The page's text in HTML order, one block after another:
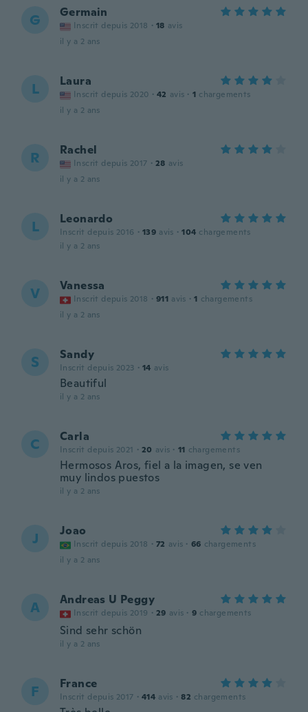
G Germain
Inscrit depuis 2018 · 18 avis
il y a 2 ans
L Laura
Inscrit depuis 2020 · 42 avis · 1 chargements
il y a 2 ans
R Rachel
Inscrit depuis 2017 · 28 avis
il y a 2 ans
L Leonardo
Inscrit depuis 2016 · 139 avis · 104 chargements
il y a 2 ans
V Vanessa
Inscrit depuis 2018 · 911 avis · 1 chargements
il y a 2 ans
S Sandy
Inscrit depuis 2023 · 14 avis
Beautiful
il y a 2 ans
C Carla
Inscrit depuis 2021 · 20 avis · 11 chargements
Hermosos Aros, fiel a la imagen, se ven
muy lindos puestos
il y a 2 ans
J Joao
Inscrit depuis 2018 · 72 avis · 66 chargements
il y a 2 ans
A Andreas U Peggy
Inscrit depuis 2019 · 29 avis · 9 chargements
Sind sehr schön
il y a 2 ans
F France
Inscrit depuis 2017 · 414 avis · 82 chargements